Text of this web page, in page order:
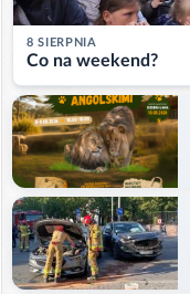
8 SIERPNIA
Co na weekend?